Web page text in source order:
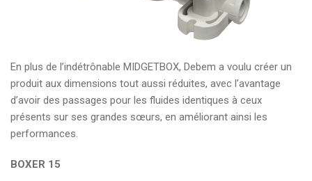
En plus de l’indétrônable MIDGETBOX, Debem a voulu créer un
produit aux dimensions tout aussi réduites, avec l’avantage
d’avoir des passages pour les fluides identiques à ceux
présents sur ses grandes sœurs, en améliorant ainsi les
performances.
BOXER 15